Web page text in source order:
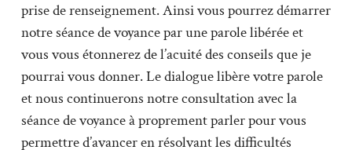
prise de renseignement. Ainsi vous pourrez démarrer
notre séance de voyance par une parole libérée et
vous vous étonnerez de l’acuité des conseils que je
pourrai vous donner. Le dialogue libère votre parole
et nous continuerons notre consultation avec la
séance de voyance à proprement parler pour vous
permettre d’avancer en résolvant les difficultés